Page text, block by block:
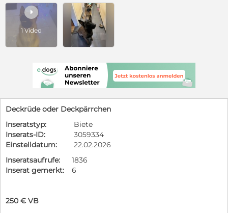

1 Video
Deckrüde oder Deckpärrchen
Inseratstyp:
Biete
Inserats-ID:
3059334
Einstelldatum:
22.02.2026
Inseratsaufrufe:
1836
Inserat gemerkt:
6
250 € VB